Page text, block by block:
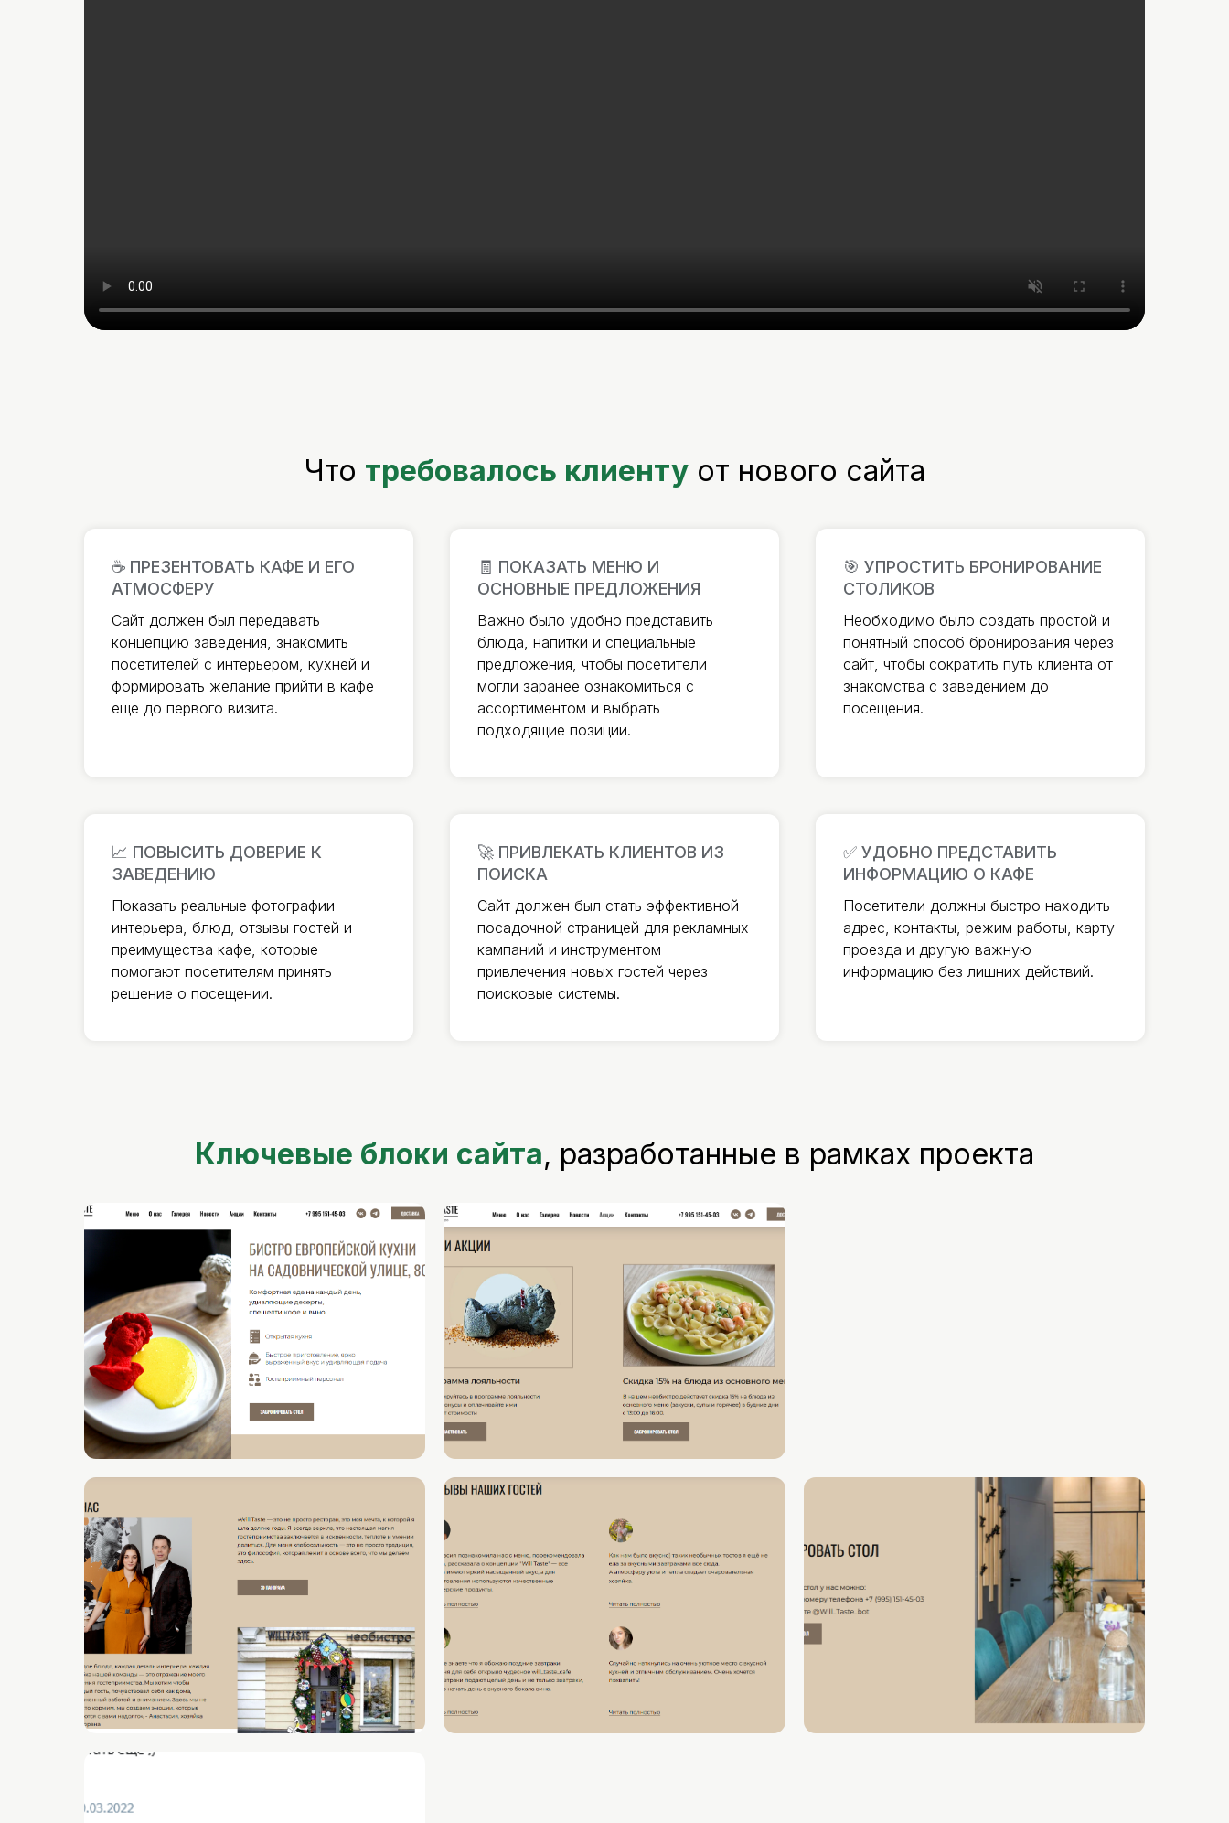
Что требовалось клиентуот нового сайта
☕️ ПРЕЗЕНТОВАТЬ КАФЕ И ЕГО
АТМОСФЕРУ
Сайт должен был передавать
концепцию заведения, знакомить
посетителей с интерьером, кухней и
формировать желание прийти в кафе
еще до первого визита.
🧾 ПОКАЗАТЬ МЕНЮ И
ОСНОВНЫЕ ПРЕДЛОЖЕНИЯ
Важно было удобно представить
блюда, напитки и специальные
предложения, чтобы посетители
могли заранее ознакомиться с
ассортиментом и выбрать
подходящие позиции.
🎯 УПРОСТИТЬ БРОНИРОВАНИЕ
СТОЛИКОВ
Необходимо было создать простой и
понятный способ бронирования через
сайт, чтобы сократить путь клиента от
знакомства с заведением до
посещения.
📈 ПОВЫСИТЬ ДОВЕРИЕ К
ЗАВЕДЕНИЮ
Показать реальные фотографии
интерьера, блюд, отзывы гостей и
преимущества кафе, которые
помогают посетителям принять
решение о посещении.
🚀 ПРИВЛЕКАТЬ КЛИЕНТОВ ИЗ
ПОИСКА
Сайт должен был стать эффективной
посадочной страницей для рекламных
кампаний и инструментом
привлечения новых гостей через
поисковые системы.
✅ УДОБНО ПРЕДСТАВИТЬ
ИНФОРМАЦИЮ О КАФЕ
Посетители должны быстро находить
адрес, контакты, режим работы, карту
проезда и другую важную
информацию без лишних действий.
Ключевые блоки сайта, разработанные в рамках проекта